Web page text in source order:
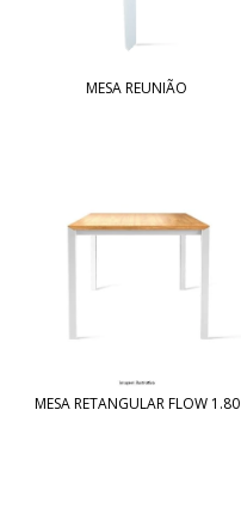
MESA REUNIÃO
MESA RETANGULAR FLOW 1.80